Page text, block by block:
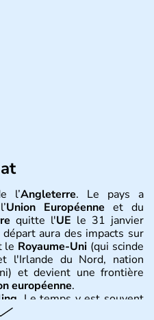
l’Angleterre. Le pays a
Union Européenne et du
quitte l'UE le 31 janvier
aura des impacts sur
le Royaume-Uni (qui scinde
l'Irlande du Nord, nation
et devient une frontière
européenne.
. Le temps y est souvent
: il s’agit d’un